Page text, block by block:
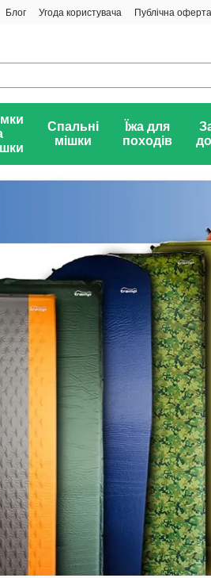
Блог Угода користувача Публічна оферта
Спальні
мішки
Їжа для
походів